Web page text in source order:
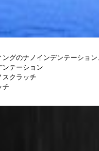
グのナノインデンテーショ
テーション
クラッチ
チ